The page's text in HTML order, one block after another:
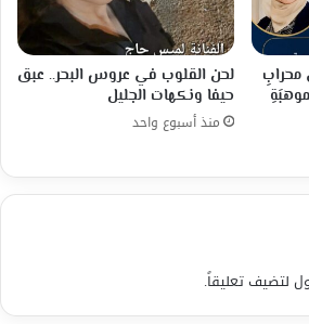
محرابِ
لحن القلوب في عروس البحر.. عبق
حيفا ونكهات الجليل
منذ أسبوع واحد
لتضيف تعليقاً.